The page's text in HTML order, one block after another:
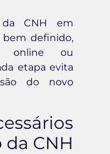
da CNH em
definido,
online ou
etapa evita
do novo
da CNH